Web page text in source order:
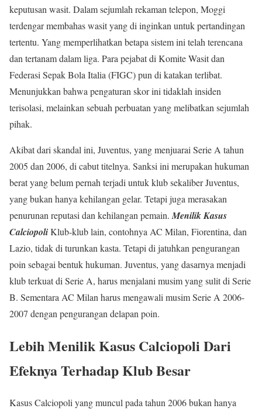
keputusan wasit. Dalam sejumlah rekaman telepon, Moggi
terdengar membahas wasit yang di inginkan untuk pertandingan
tertentu. Yang memperlihatkan betapa sistem ini telah terencana
dan tertanam dalam liga. Para pejabat di Komite Wasit dan
Federasi Sepak Bola Italia (FIGC) pun di katakan terlibat.
Menunjukkan bahwa pengaturan skor ini tidaklah insiden
terisolasi, melainkan sebuah perbuatan yang melibatkan sejumlah
pihak.
Akibat dari skandal ini, Juventus, yang menjuarai Serie A tahun
2005 dan 2006, di cabut titelnya. Sanksi ini merupakan hukuman
berat yang belum pernah terjadi untuk klub sekaliber Juventus,
yang bukan hanya kehilangan gelar. Tetapi juga merasakan
penurunan reputasi dan kehilangan pemain.Menilik Kasus
CalciopoliKlub-klub lain, contohnya AC Milan, Fiorentina, dan
Lazio, tidak di turunkan kasta. Tetapi di jatuhkan pengurangan
poin sebagai bentuk hukuman. Juventus, yang dasarnya menjadi
klub terkuat di Serie A, harus menjalani musim yang sulit di Serie
B. Sementara AC Milan harus mengawali musim Serie A 2006-
2007 dengan pengurangan delapan poin.
Lebih Menilik Kasus Calciopoli Dari
Efeknya Terhadap Klub Besar
Kasus Calciopoli yang muncul pada tahun 2006 bukan hanya